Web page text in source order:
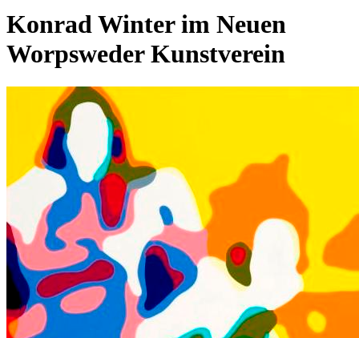
Konrad Winter im Neuen
Worpsweder Kunstverein